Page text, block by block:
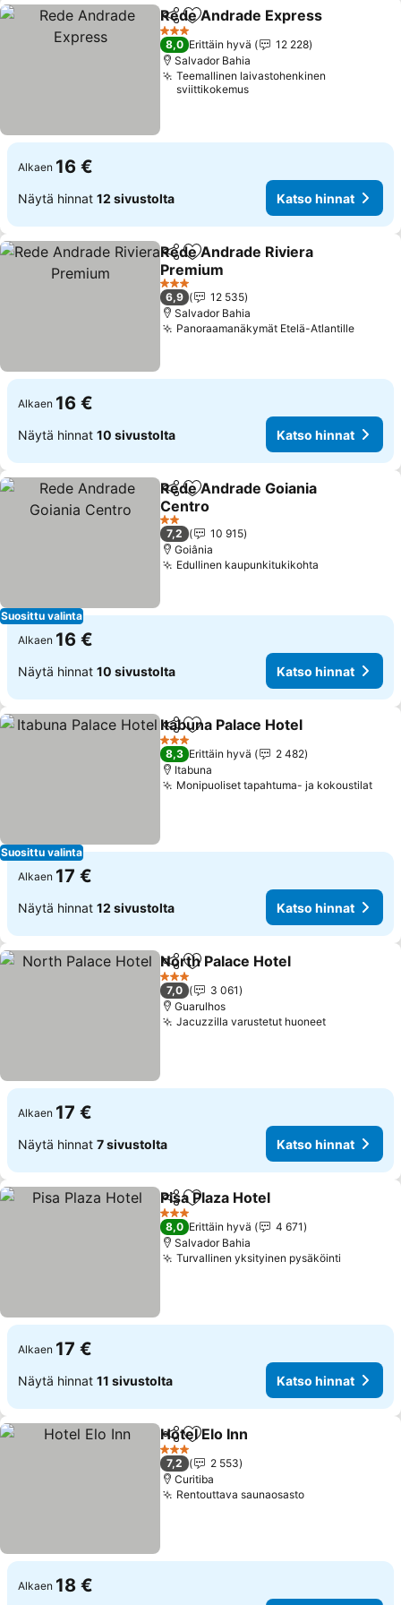
Jaa Lisää suosikkeihin
Rede Andrade Express
3 Tähtiluokitus
8,0 Erittäin hyvä
12 228
Salvador Bahia
Teemallinen laivastohenkinen
sviittikokemus
Alkaen 16 €
Näytä hinnat 12 sivustolta Katso hinnat
Jaa Lisää suosikkeihin
Rede Andrade Riviera
Premium
3 Tähtiluokitus
6,9
12 535
Salvador Bahia
Panoraamanäkymät Etelä-Atlantille
Alkaen 16 €
Näytä hinnat 10 sivustolta Katso hinnat
Suosittu valinta
Jaa Lisää suosikkeihin
Rede Andrade Goiania
Centro
2 Tähtiluokitus
7,2
10 915
Goiânia
Edullinen kaupunkitukikohta
Alkaen 16 €
Näytä hinnat 10 sivustolta Katso hinnat
Suosittu valinta
Jaa Lisää suosikkeihin
Itabuna Palace Hotel
3 Tähtiluokitus
8,3 Erittäin hyvä
2 482
Itabuna
Monipuoliset tapahtuma- ja kokoustilat
Alkaen 17 €
Näytä hinnat 12 sivustolta Katso hinnat
Jaa Lisää suosikkeihin
North Palace Hotel
3 Tähtiluokitus
7,0
3 061
Guarulhos
Jacuzzilla varustetut huoneet
Alkaen 17 €
Näytä hinnat 7 sivustolta Katso hinnat
Jaa Lisää suosikkeihin
Pisa Plaza Hotel
3 Tähtiluokitus
8,0 Erittäin hyvä
4 671
Salvador Bahia
Turvallinen yksityinen pysäköinti
Alkaen 17 €
Näytä hinnat 11 sivustolta Katso hinnat
Jaa Lisää suosikkeihin
Hotel Elo Inn
3 Tähtiluokitus
7,2
2 553
Curitiba
Rentouttava saunaosasto
Alkaen 18 €